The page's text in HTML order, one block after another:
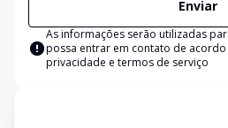
Enviar
As informações serão utilizadas
possa entrar em contato de acordo
privacidade e termos de serviço